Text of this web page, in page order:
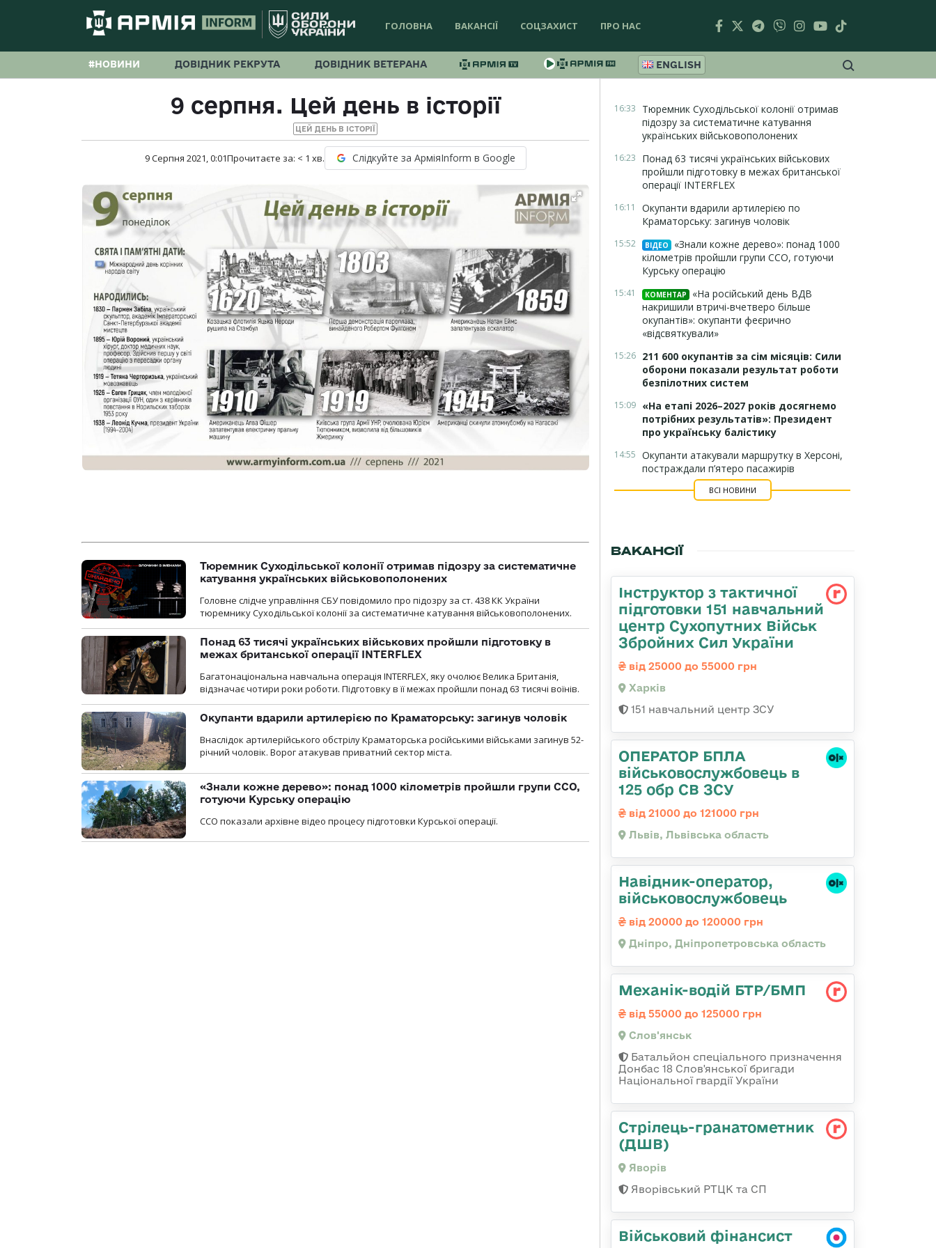
ГОЛОВНА ВАКАНСІЇ СОЦЗАХИСТ ПРО НАС
#НОВИНИ ДОВІДНИК РЕКРУТА ДОВІДНИК ВЕТЕРАНА ENGLISH
9 серпня. Цей день в історії
ЦЕЙ ДЕНЬ В ІСТОРІЇ
9 Серпня 2021, 0:01Прочитаєте за: < 1 хв. Слідкуйте за АрміяInform в Google
Тюремник Суходільської колонії отримав підозру за систематичне
катування українських військовополонених
Головне слідче управління СБУ повідомило про підозру за ст. 438 КК України
тюремнику Суходільської колонії за систематичне катування військовополонених.
Понад 63 тисячі українських військових пройшли підготовку в
межах британської операції INTERFLEX
Багатонаціональна навчальна операція INTERFLEX, яку очолює Велика Британія,
відзначає чотири роки роботи. Підготовку в її межах пройшли понад 63 тисячі воїнів.
Окупанти вдарили артилерією по Краматорську: загинув чоловік
Внаслідок артилерійського обстрілу Краматорська російськими військами загинув 52-
річний чоловік. Ворог атакував приватний сектор міста.
«Знали кожне дерево»: понад 1000 кілометрів пройшли групи ССО,
готуючи Курську операцію
ССО показали архівне відео процесу підготовки Курської операції.
16:33
Тюремник Суходільської колонії отримав
підозру за систематичне катування
українських військовополонених
16:23
Понад 63 тисячі українських військових
пройшли підготовку в межах британської
операції INTERFLEX
16:11
Окупанти вдарили артилерією по
Краматорську: загинув чоловік
15:52 ВІДЕО
«Знали кожне дерево»: понад 1000
кілометрів пройшли групи ССО, готуючи
Курську операцію
15:41 КОМЕНТАР
«На російський день ВДВ
накришили втричі-вчетверо більше
окупантів»: окупанти феєрично
«відсвяткували»
15:26 211 600 окупантів за сім місяців: Сили
оборони показали результат роботи
безпілотних систем
15:09 «На етапі 2026–2027 років досягнемо
потрібних результатів»: Президент
про українську балістику
14:55 Окупанти атакували маршрутку в Херсоні,
постраждали п’ятеро пасажирів
ВСІ НОВИНИ
ВАКАНСІЇ
Інструктор з тактичної
підготовки 151 навчальний
центр Сухопутних Військ
Збройних Сил України
від 25000 до 55000 грн
Харків
151 навчальний центр ЗСУ
ОПЕРАТОР БПЛА
військовослужбовець в
125 обр СВ ЗСУ
від 21000 до 121000 грн
Львів, Львівська область
Навідник-оператор,
військовослужбовець
від 20000 до 120000 грн
Дніпро, Дніпропетровська область
Механік-водій БТР/БМП
від 55000 до 125000 грн
Слов'янськ
Батальйон спеціального призначення
Донбас 18 Слов'янської бригади
Національної гвардії України
Стрілець-гранатометник
(ДШВ)
Яворів
Яворівський РТЦК та СП
Військовий фінансист